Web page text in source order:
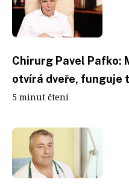
Chirurg Pavel Pafko:
otvírá dveře, funguje
5 minut čtení